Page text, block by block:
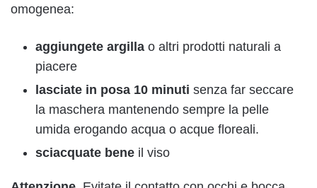
omogenea:
aggiungete argilla o altri prodotti naturali a
piacere
lasciate in posa 10 minuti senza far seccare
la maschera mantenendo sempre la pelle
umida erogando acqua o acque floreali.
sciacquate bene il viso